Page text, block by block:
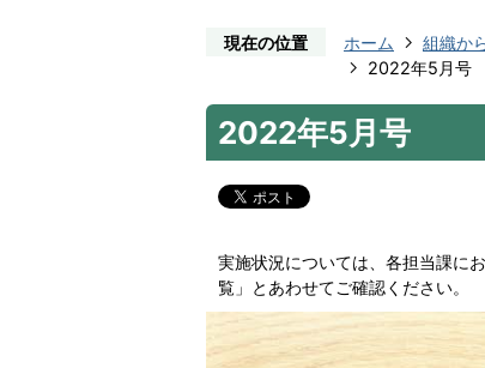
現在の位置 ホーム 組織か
2022年5月号
2022年5月号
実施状況については、各担当課に
覧」 とあわせてご確認ください。